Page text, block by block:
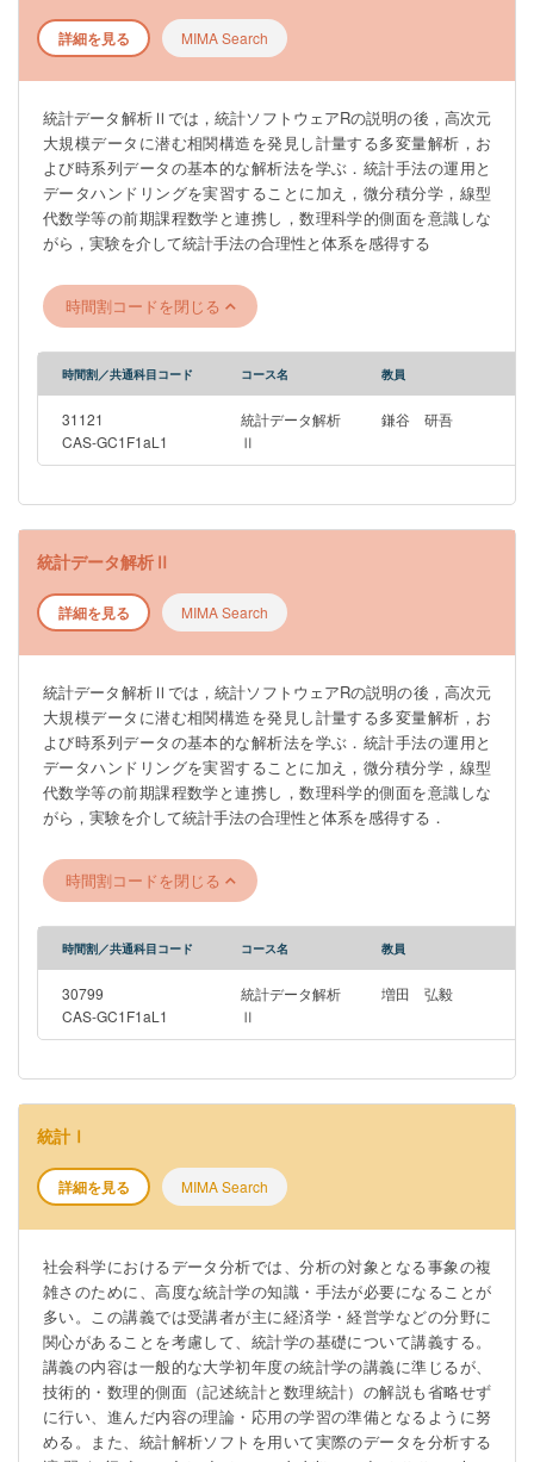
詳細を見る MIMA Search
統計データ解析Ⅱでは，統計ソフトウェアRの説明の後，高次元
大規模データに潜む相関構造を発見し計量する多変量解析，お
よび時系列データの基本的な解析法を学ぶ．統計手法の運用と
データハンドリングを実習することに加え，微分積分学，線型
代数学等の前期課程数学と連携し，数理科学的側面を意識しな
がら，実験を介して統計手法の合理性と体系を感得する
時間割コードを閉じる
時間割／共通科目コード コース名 教員
31121
CAS-GC1F1aL1
統計データ解析
Ⅱ
鎌谷 研吾
統計データ解析Ⅱ
詳細を見る MIMA Search
統計データ解析Ⅱでは，統計ソフトウェアRの説明の後，高次元
大規模データに潜む相関構造を発見し計量する多変量解析，お
よび時系列データの基本的な解析法を学ぶ．統計手法の運用と
データハンドリングを実習することに加え，微分積分学，線型
代数学等の前期課程数学と連携し，数理科学的側面を意識しな
がら，実験を介して統計手法の合理性と体系を感得する．
時間割コードを閉じる
時間割／共通科目コード コース名 教員
30799
CAS-GC1F1aL1
統計データ解析
Ⅱ
増田 弘毅
統計Ⅰ
詳細を見る MIMA Search
社会科学におけるデータ分析では、分析の対象となる事象の複
雑さのために、高度な統計学の知識・手法が必要になることが
多い。この講義では受講者が主に経済学・経営学などの分野に
関心があることを考慮して、統計学の基礎について講義する。
講義の内容は一般的な大学初年度の統計学の講義に準じるが、
技術的・数理的側面（記述統計と数理統計）の解説も省略せず
に行い、進んだ内容の理論・応用の学習の準備となるように努
める。また、統計解析ソフトを用いて実際のデータを分析する